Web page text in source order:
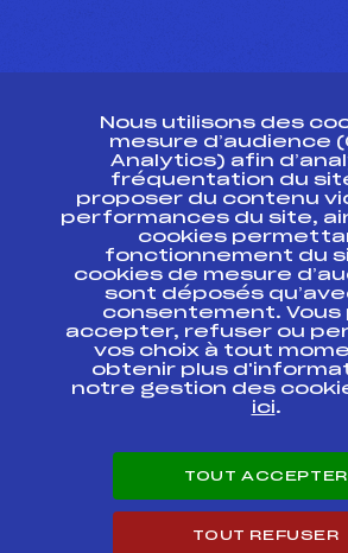
Ressources
Pass’Neige
Projet sportif fédéral
Projet de performance
Antidopage
Pôle Développement,
Scientifique
Listes ministérielles
Pôle vie de l’athlète
Enseignement professionnel
Carrières
Nous utilisons des
mesure d’audience
Analytics) afin
fréquentation du
proposer du contenu
performances du site,
cookies
fonctionnement du
cookies de mesure
sont déposés
consentement. Vous
accepter, refuser ou
vos choix à tout
obtenir plus
notre gestion des
ici.
TOUT ACCEPTER
TOUT REFUSER